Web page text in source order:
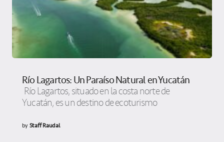
Río Lagartos: Un Paraíso Natural en Yucatán
Río Lagartos, situado en la costa norte de
Yucatán, es un destino de ecoturismo
byStaff Raudal